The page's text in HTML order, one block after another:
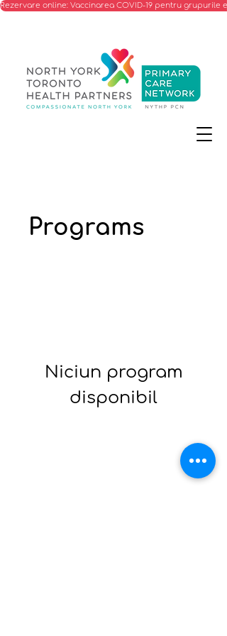
Rezervare online: Vaccinarea COVID-19 pentru grupurile
Programs
Niciun program
disponibil